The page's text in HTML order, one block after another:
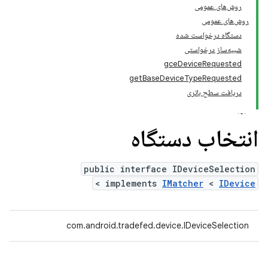
روش‌های عمومی
روش‌های عمومی
دستگاه درخواست شده
شبیه‌ساز درخواستی
gceDeviceRequested
getBaseDeviceTypeRequested
دریافت سطح باتری
انتخاب دستگاه
public interface IDeviceSelection
implements IMatcher < IDevice
>
com.android.tradefed.device.IDeviceSelection